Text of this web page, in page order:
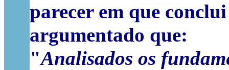
parecer em que
argumentado que:
"Analisados os